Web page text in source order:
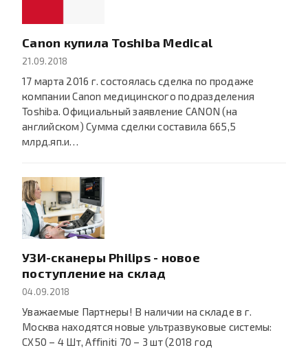
Canon купила Toshiba Medical
21.09.2018
17 марта 2016 г. состоялась сделка по продаже
компании Canon медицинского подразделения
Toshiba. Официальный заявление CANON (на
английском) Сумма сделки составила 665,5
млрд.яп.и…
УЗИ-сканеры Philips - новое
поступление на склад
04.09.2018
Уважаемые Партнеры! В наличии на складе в г.
Москва находятся новые ультразвуковые системы:
CX50 – 4 Шт, Affiniti 70 – 3 шт (2018 год